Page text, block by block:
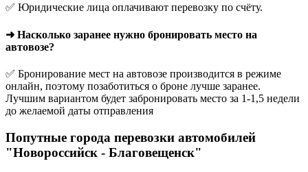
✅ Юридические лица оплачивают перевозку по счёту.
➜ Насколько заранее нужно бронировать место на
автовозе?
✅ Бронирование мест на автовозе производится в режиме
онлайн, поэтому позаботиться о броне лучше заранее.
Лучшим вариантом будет забронировать место за 1-1,5 недели
до желаемой даты отправления
Попутные города перевозки автомобилей
"Новороссийск - Благовещенск"